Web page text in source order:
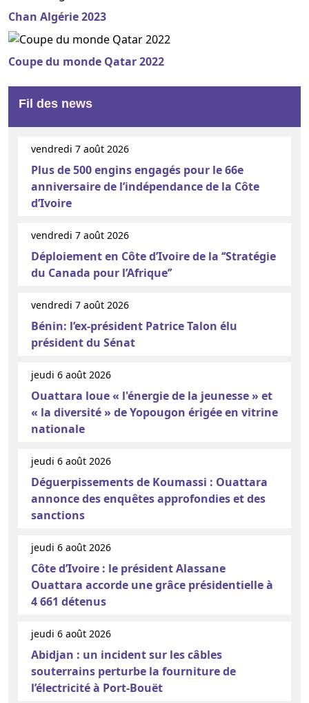
Chan Algérie 2023
Coupe du monde Qatar 2022
Fil des news
vendredi 7 août 2026
Plus de 500 engins engagés pour le 66e
anniversaire de l’indépendance de la Côte
d’Ivoire
vendredi 7 août 2026
Déploiement en Côte d’Ivoire de la ‘‘Stratégie
du Canada pour l’Afrique’’
vendredi 7 août 2026
Bénin: l’ex-président Patrice Talon élu
président du Sénat
jeudi 6 août 2026
Ouattara loue « l'énergie de la jeunesse » et
« la diversité » de Yopougon érigée en vitrine
nationale
jeudi 6 août 2026
Déguerpissements de Koumassi : Ouattara
annonce des enquêtes approfondies et des
sanctions
jeudi 6 août 2026
Côte d’Ivoire : le président Alassane
Ouattara accorde une grâce présidentielle à
4 661 détenus
jeudi 6 août 2026
Abidjan : un incident sur les câbles
souterrains perturbe la fourniture de
l’électricité à Port-Bouët